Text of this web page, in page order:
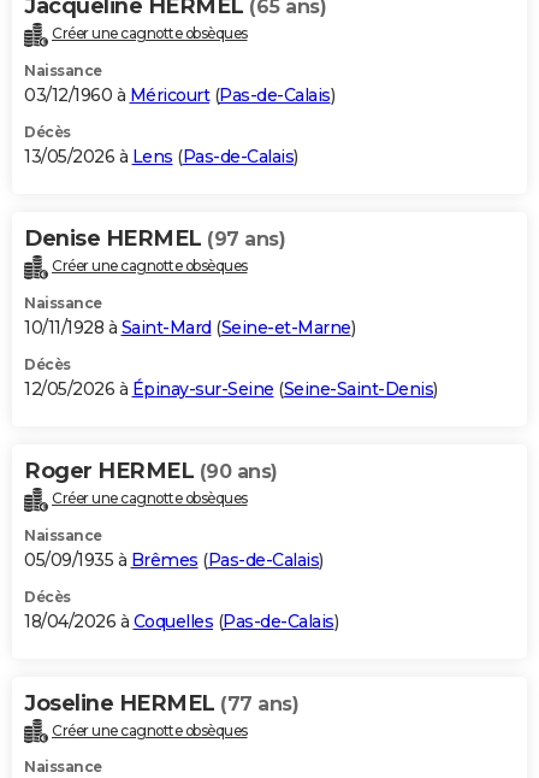
Carte de Noël
Carte Bonne année
Carte Saint-Valentin
Carte Pâques
Carte d'anniversaire
DICTIONNAIRE
Dictionnaire
Biographies
Citations
Expressions
Proverbes
PROGRAMME TV
S'inscrire
Se connecter
Lycées
Collèges
Primaires
Universités
Entreprises
Service militaire
Avis de recherche
AVIS DE DÉCÈS
Bricolage
Lifestyle
Culture
Sport
Auto
Television
Voyage
Cinema
Jacqueline HERMEL (65 ans)
Créer une cagnotte obsèques
Naissance
03/12/1960 à Méricourt(Pas-de-Calais)
Décès
13/05/2026 à Lens (Pas-de-Calais)
Denise HERMEL (97 ans)
Créer une cagnotte obsèques
Naissance
10/11/1928 à Saint-Mard (Seine-et-Marne)
Décès
12/05/2026 à Épinay-sur-Seine (Seine-Saint-Denis)
Roger HERMEL (90 ans)
Créer une cagnotte obsèques
Naissance
05/09/1935 à Brêmes (Pas-de-Calais)
Décès
18/04/2026 à Coquelles (Pas-de-Calais)
Joseline HERMEL (77 ans)
Créer une cagnotte obsèques
Naissance